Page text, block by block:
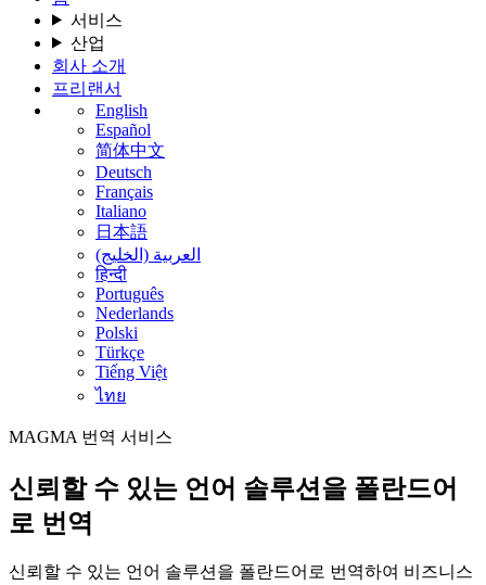
서비스
산업
회사 소개
프리랜서
English
Español
简体中文
Deutsch
Français
Italiano
日本語
العربية (الخليج)
हिन्दी
Português
Nederlands
Polski
Türkçe
Tiếng Việt
ไทย
MAGMA 번역 서비스
신뢰할 수 있는 언어 솔루션을 폴란드어
로 번역
신뢰할 수 있는 언어 솔루션을 폴란드어로 번역하여 비즈니스